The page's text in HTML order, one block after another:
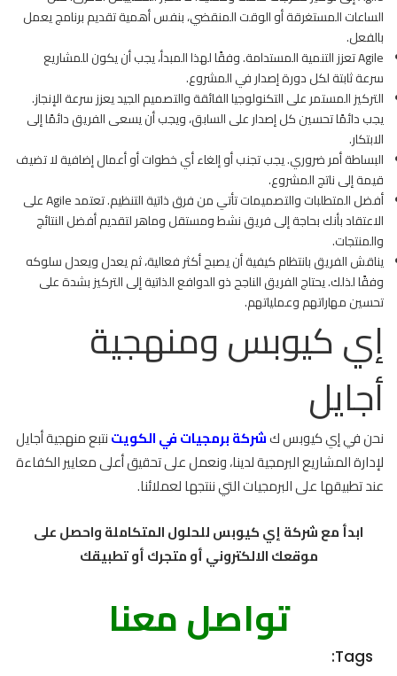
الساعات المستغرقة أو الوقت المنقضي، بنفس أهمية تقديم برنامج يعمل
بالفعل.
Agile تعزز التنمية المستدامة. وفقًا لهذا المبدأ، يجب أن يكون للمشاريع
سرعة ثابتة لكل دورة إصدار في المشروع.
التركيز المستمر على التكنولوجيا الفائقة والتصميم الجيد يعزز سرعة الإنجاز.
يجب دائمًا تحسين كل إصدار على السابق، ويجب أن يسعى الفريق دائمًا إلى
الابتكار.
البساطة أمر ضروري. يجب تجنب أو إلغاء أي خطوات أو أعمال إضافية لا تضيف
قيمة إلى ناتج المشروع.
أفضل المتطلبات والتصميمات تأتي من فرق ذاتية التنظيم. تعتمد Agile على
الاعتقاد بأنك بحاجة إلى فريق نشط ومستقل وماهر لتقديم أفضل النتائج
والمنتجات.
يناقش الفريق بانتظام كيفية أن يصبح أكثر فعالية، ثم يعدل ويعدل سلوكه
وفقًا لذلك. يحتاج الفريق الناجح ذو الدوافع الذاتية إلى التركيز بشدة على
تحسين مهاراتهم وعملياتهم.
إي كيوبس ومنهجية
أجايل
نحن في إي كيوبس كشركة برمجيات في الكويتنتبع منهجية أجايل
لإدارة المشاريع البرمجية لدينا، ونعمل على تحقيق أعلى معايير الكفاءة
عند تطبيقها على البرمجيات التي ننتجها لعملائنا.
ابدأ مع شركة إي كيوبس للحلول المتكاملة واحصل على
موقعك الالكتروني أو متجرك أو تطبيقك
تواصل معنا
Tags: